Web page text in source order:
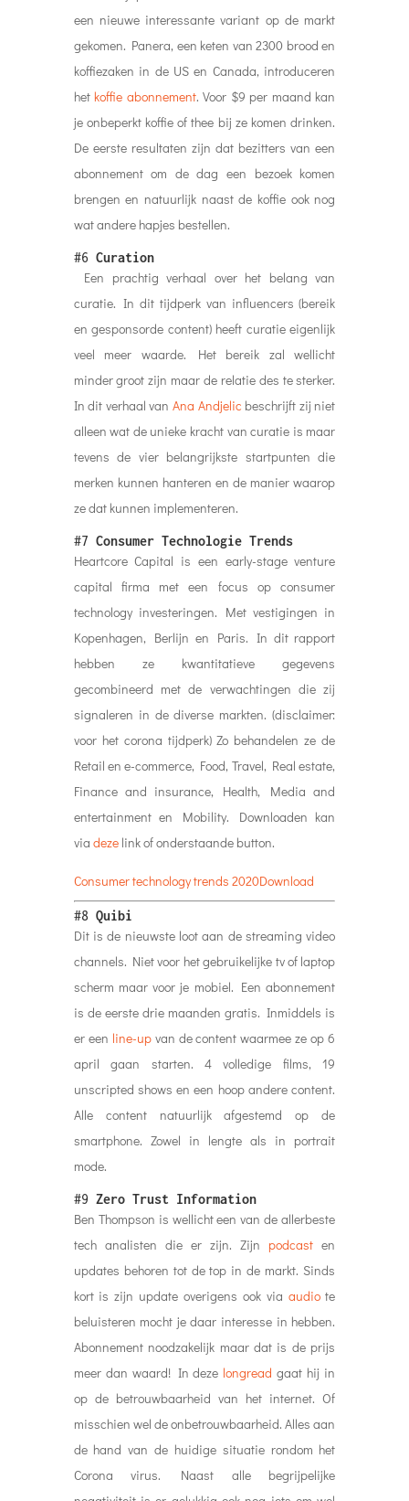
een nieuwe interessante variant op de markt
gekomen. Panera, een keten van 2300 brood en
koffiezaken in de US en Canada, introduceren
hetkoffie abonnement. Voor $9 per maand kan
je onbeperkt koffie of thee bij ze komen drinken.
De eerste resultaten zijn dat bezitters van een
abonnement om de dag een bezoek komen
brengen en natuurlijk naast de koffie ook nog
wat andere hapjes bestellen.
#6 Curation
Een prachtig verhaal over het belang van
curatie. In dit tijdperk van influencers (bereik
en gesponsorde content) heeft curatie eigenlijk
veel meer waarde. Het bereik zal wellicht
minder groot zijn maar de relatie des te sterker.
In dit verhaal van Ana Andjelic beschrijft zij niet
alleen wat de unieke kracht van curatie is maar
tevens de vier belangrijkste startpunten die
merken kunnen hanteren en de manier waarop
ze dat kunnen implementeren.
#7 Consumer Technologie Trends
Heartcore Capital is een early-stage venture
capital firma met een focus op consumer
technology investeringen. Met vestigingen in
Kopenhagen, Berlijn en Paris. In dit rapport
hebben ze kwantitatieve gegevens
gecombineerd met de verwachtingen die zij
signaleren in de diverse markten. (disclaimer:
voor het corona tijdperk) Zo behandelen ze de
Retail en e-commerce, Food, Travel, Real estate,
Finance and insurance, Health, Media and
entertainment en Mobility. Downloaden kan
via dezelink of onderstaande button.
Consumer technology trends 2020Download
#8 Quibi
Dit is de nieuwste loot aan de streaming video
channels. Niet voor het gebruikelijke tv of laptop
scherm maar voor je mobiel. Een abonnement
is de eerste drie maanden gratis. Inmiddels is
er een line-upvan de content waarmee ze op 6
april gaan starten. 4 volledige films, 19
unscripted shows en een hoop andere content.
Alle content natuurlijk afgestemd op de
smartphone. Zowel in lengte als in portrait
mode.
#9 Zero Trust Information
Ben Thompson is wellicht een van de allerbeste
tech analisten die er zijn. Zijnpodcast en
updates behoren tot de top in de markt. Sinds
kort is zijn update overigens ook via audiote
beluisteren mocht je daar interesse in hebben.
Abonnement noodzakelijk maar dat is de prijs
meer dan waard! In deze longread gaat hij in
op de betrouwbaarheid van het internet. Of
misschien wel de onbetrouwbaarheid. Alles aan
de hand van de huidige situatie rondom het
Corona virus. Naast alle begrijpelijke